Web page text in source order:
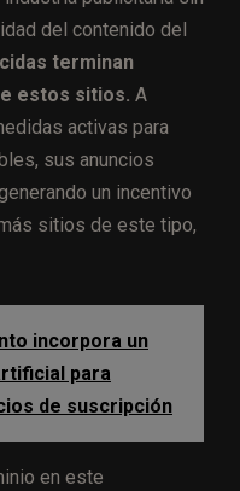
del contenido del
terminan
estos sitios. A
activas para
sus anuncios
un incentivo
sitios de este tipo,
incorpora un
para
de suscripción
en este